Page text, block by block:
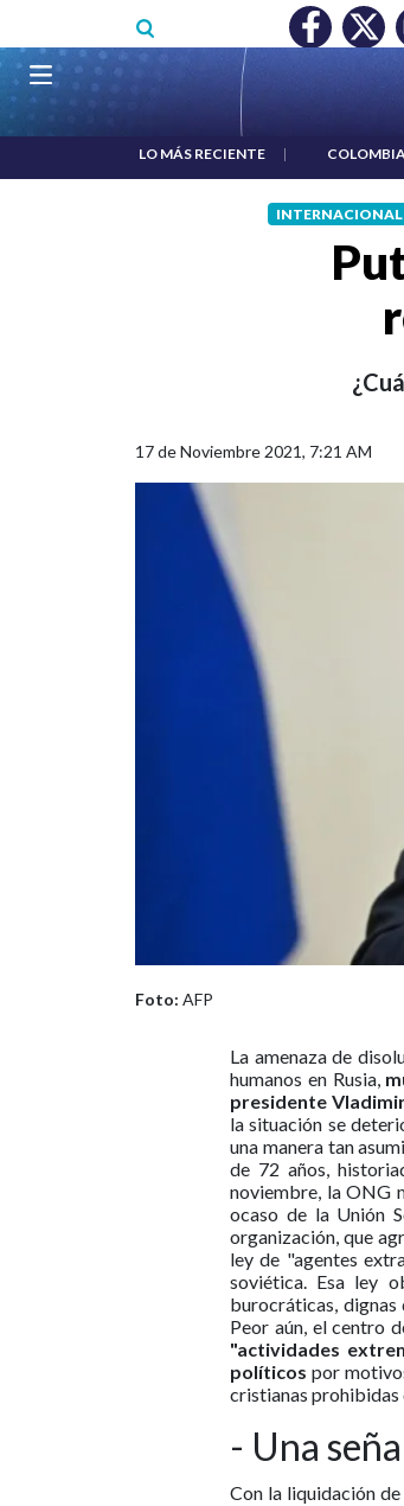
MÍNIMO NO DESTRUYÓ EMPLEO: JP MORGAN |
Navegación
LO MÁS RECIENTE |
INTERNACIONAL
17 de Noviembre 2021, 7:21 AM
Foto: AFP
La amenaza de
humanos en Rusia,
presidente
la situación se
una manera tan
de 72 años,
noviembre, la ONG
ocaso de la Unión
organización, que
ley de "agentes
soviética. Esa ley
burocráticas, dignas
Peor aún, el centro
"actividades
políticos por
cristianas
- Una
Con la liquidación